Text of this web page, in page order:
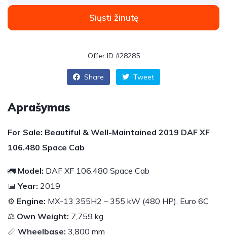
Siųsti žinutę
Offer ID #28285
Share Tweet
Aprašymas
For Sale: Beautiful & Well-Maintained 2019 DAF XF
106.480 Space Cab
🚛 Model: DAF XF 106.480 Space Cab
📅Year: 2019
⚙️ Engine: MX-13 355H2 – 355 kW (480 HP), Euro 6C
⚖️ Own Weight: 7,759 kg
📏 Wheelbase: 3,800 mm